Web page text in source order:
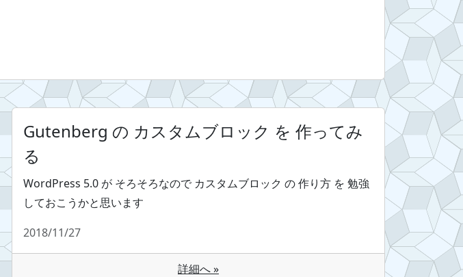
Gutenberg の カスタムブロック を 作ってみ
る
WordPress 5.0 が そろそろなので カスタムブロック の 作り方 を 勉強
しておこうかと思います
2018/11/27
詳細へ »